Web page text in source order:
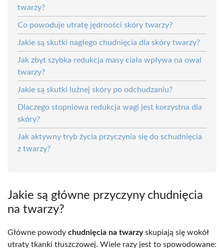
twarzy?
Co powoduje utratę jędrności skóry twarzy?
Jakie są skutki nagłego chudnięcia dla skóry twarzy?
Jak zbyt szybka redukcja masy ciała wpływa na owal
twarzy?
Jakie są skutki luźnej skóry po odchudzaniu?
Dlaczego stopniowa redukcja wagi jest korzystna dla
skóry?
Jak aktywny tryb życia przyczynia się do schudnięcia
z twarzy?
Jakie są główne przyczyny chudnięcia
na twarzy?
Główne powody chudnięcia na twarzyskupiają się wokół
utraty tkanki tłuszczowej. Wiele razy jest to spowodowane: